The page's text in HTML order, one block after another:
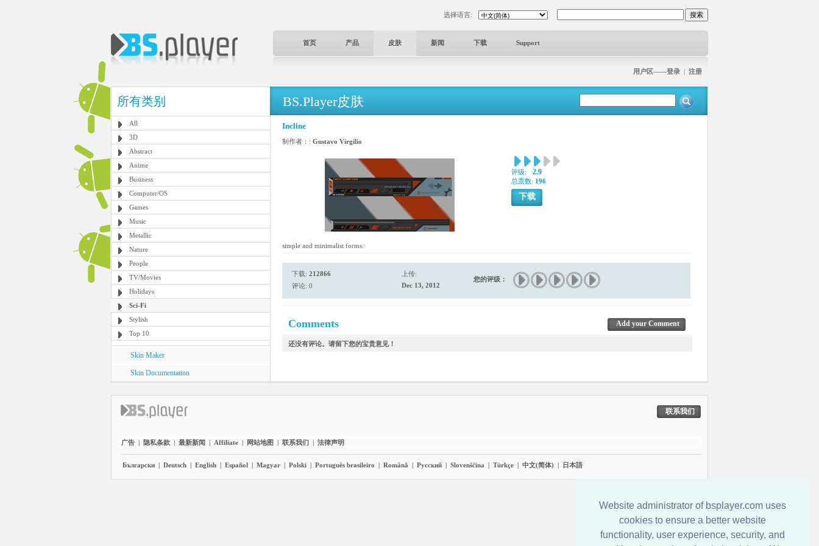
Website administrator of bsplayer.com uses
cookies to ensure a better website
functionality, user experience, security, and
选择语言:
首页 产品 皮肤 新闻 下载 Support
用户区——登录 | 注册
所有类别
All
3D
Abstract
Anime
Business
Computer/OS
Games
Music
Metallic
Nature
People
TV/Movies
Holidays
Sci-Fi
Stylish
Top 10
Skin Maker
Skin Documentation
BS.Player皮肤
Incline
制作者：: Gustavo Virgilio
评级: 2.9
总票数: 196
下载
simple and minimalist forms.
下载: 212866
评论: 0
上传:
Dec 13, 2012
您的评级：
Comments Add your Comment
还没有评论。请留下您的宝贵意见！
联系我们
广告 | 隐私条款 | 最新新闻 | Affiliate | 网站地图 | 联系我们 | 法律声明
Български | Deutsch | English | Español | Magyar | Polski | Português brasileiro | Română | Pyccĸий | Slovenščina | Türkçe | 中文(简体) | 日本語